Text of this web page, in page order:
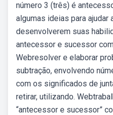
número 3 (três) é
algumas ideias para ajudar
desenvolverem suas
antecessor e sucessor
Webresolver e elaborar
subtração, envolvendo
com os significados de
retirar, utilizando.
“antecessor e sucessor”